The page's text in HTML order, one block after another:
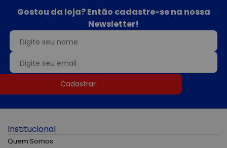
Gostou da loja? Então cadastre-se na nossa
Newsletter!
Cadastrar
Institucional
Quem Somos